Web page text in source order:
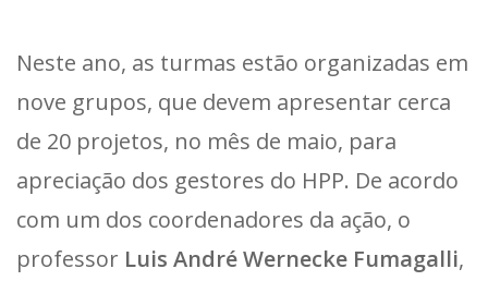
Neste ano, as turmas estão organizadas em
nove grupos, que devem apresentar cerca
de 20 projetos, no mês de maio, para
apreciação dos gestores do HPP. De acordo
com um dos coordenadores da ação, o
professor Luis André Wernecke Fumagalli,